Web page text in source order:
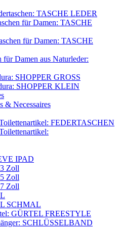
TASCHE LEDER
für Damen: TASCHE
für Damen: TASCHE
Damen aus Naturleder:
SHOPPER GROSS
SHOPPER KLEIN
& Necessaires
FEDERTASCHEN
IPAD
Zoll
Zoll
Zoll
SCHMAL
GÜRTEL FREESTYLE
SCHLÜSSELBAND